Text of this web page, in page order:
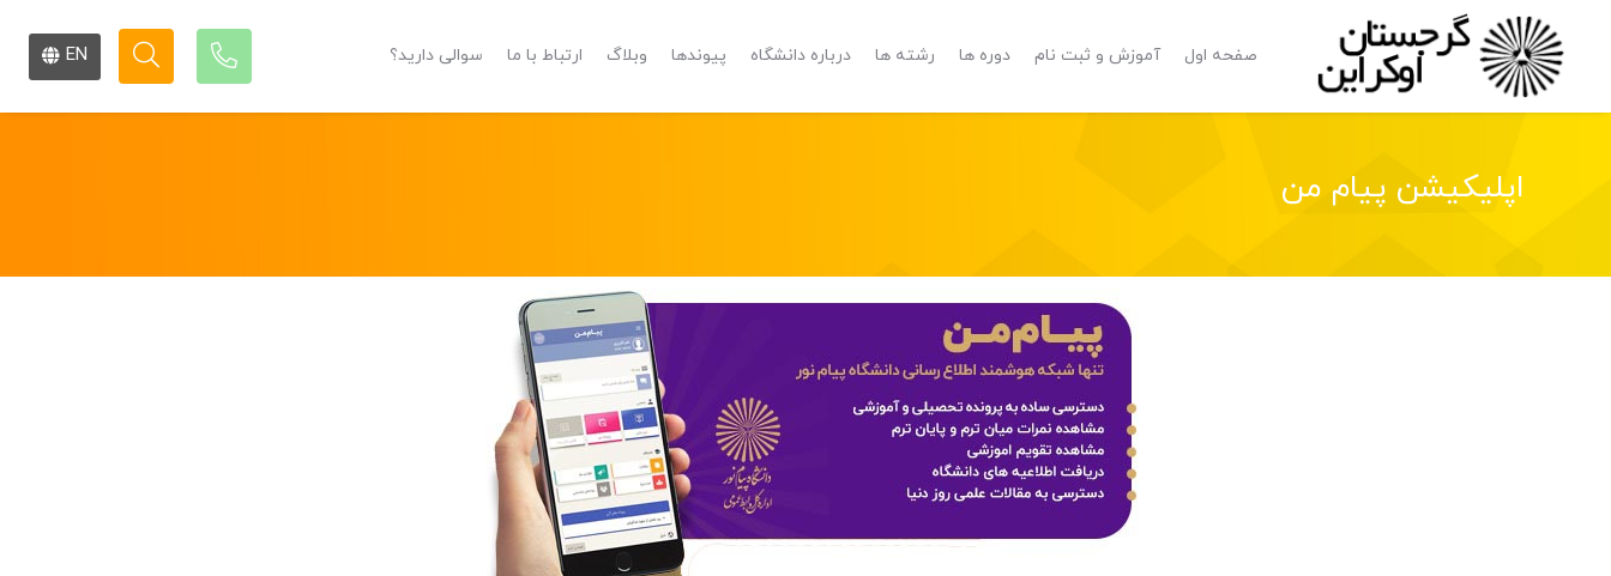
صفحه اول آموزش و ثبت نام دوره ها رشته ها درباره دانشگاه پیوندها وبلاگ ارتباط با ما سوالی دارید؟ EN
اپلیکیشن پیام من